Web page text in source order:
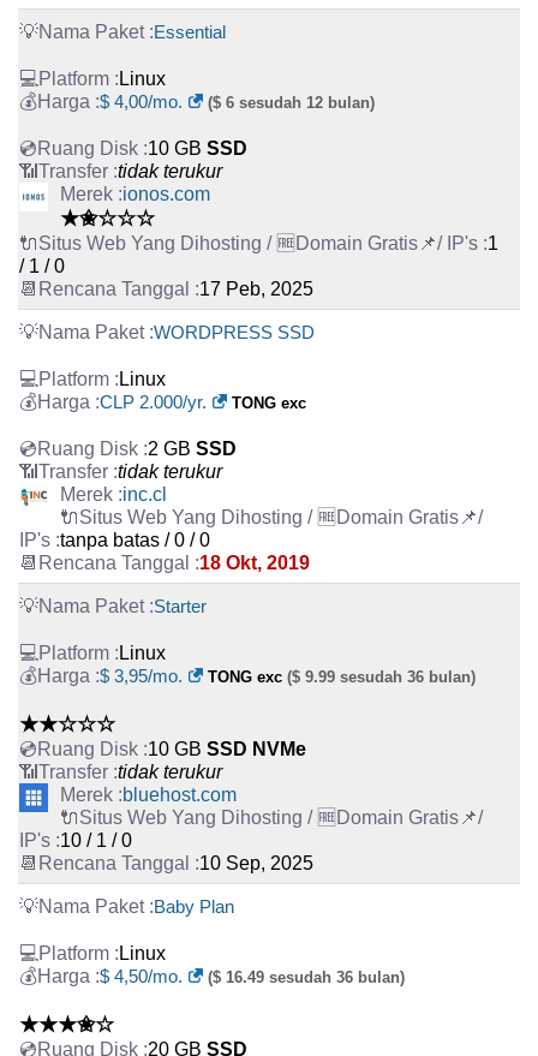
Essential
Linux
$ 4,00/mo.
($ 6 sesudah 12 bulan)
10 GB SSD
tidak terukur
ionos.com
★✬☆☆☆
1
/ 1 / 0
17 Peb, 2025
WORDPRESS SSD
Linux
CLP 2.000/yr.
TONG exc
2 GB SSD
tidak terukur
inc.cl
tanpa batas / 0 / 0
18 Okt, 2019
Starter
Linux
$ 3,95/mo.
TONG exc ($ 9.99 sesudah 36 bulan)
★★☆☆☆
10 GB SSD NVMe
tidak terukur
bluehost.com
10 / 1 / 0
10 Sep, 2025
Baby Plan
Linux
$ 4,50/mo.
($ 16.49 sesudah 36 bulan)
★★★✬☆
20 GB SSD